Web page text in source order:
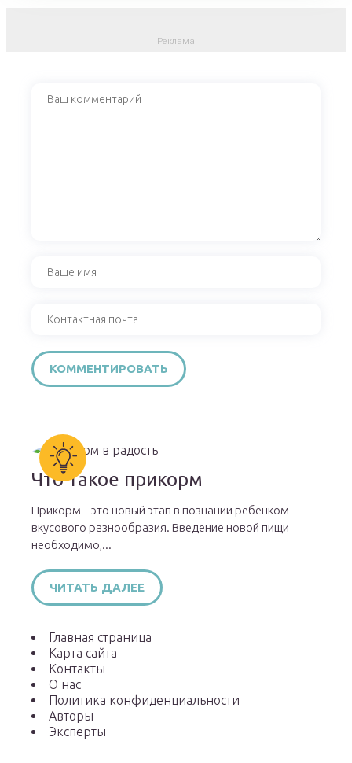
Что такое прикорм
Прикорм – это новый этап в познании ребенком
вкусового разнообразия. Введение новой пищи
необходимо,...
ЧИТАТЬ ДАЛЕЕ
Главная страница
Карта сайта
Контакты
О нас
Политика конфиденциальности
Авторы
Эксперты